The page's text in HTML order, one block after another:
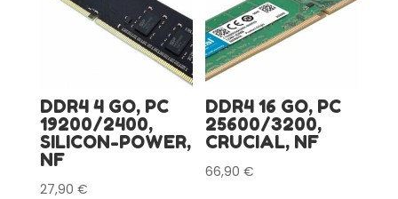
DDR4 4 GO, PC
19200/2400,
SILICON-POWER,
NF
27,90 €
DDR4 16 GO, PC
25600/3200,
CRUCIAL, NF
66,90€